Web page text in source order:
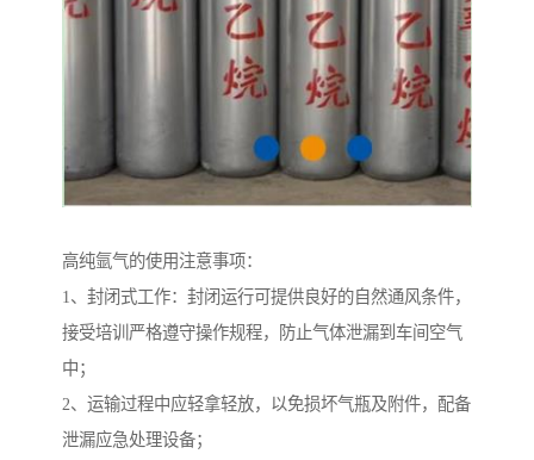
高纯氩气的使用注意事项：
1、封闭式工作：封闭运行可提供良好的自然通风条件，
接受培训严格遵守操作规程，防止气体泄漏到车间空气
中；
2、运输过程中应轻拿轻放，以免损坏气瓶及附件，配备
泄漏应急处理设备；